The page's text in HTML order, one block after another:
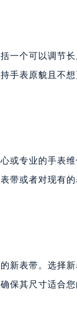
一个可以调节
手表原貌且不想
或专业的手表
带或者对现有的
新表带。选择
保其尺寸适合您